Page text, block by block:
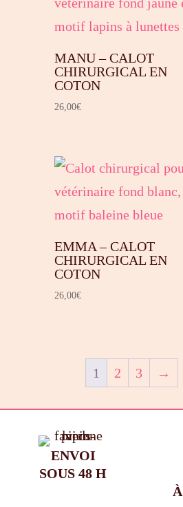
MANU – CALOT
CHIRURGICAL EN
COTON
26,00€
EMMA – CALOT
CHIRURGICAL EN
COTON
26,00€
1 2 3 →
ENVOI
SOUS 48 H